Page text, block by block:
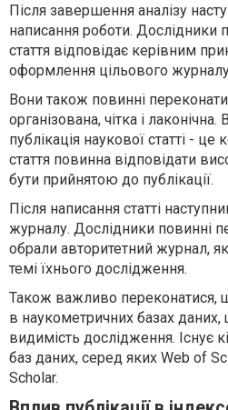
Після завершення аналізу
написання роботи. Дослідники
стаття відповідає керівним
оформлення цільового
Вони також повинні
організована, чітка і
публікація наукової статті -
стаття повинна відповідати
бути прийнятою до публікації.
Після написання статті
журналу. Дослідники повинні
обрали авторитетний журнал,
темі їхнього дослідження.
Також важливо переконатися,
в наукометричних базах
видимість дослідження. Існує
баз даних, серед яких Web of
Scholar.